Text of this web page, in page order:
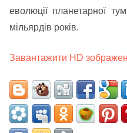
еволюції планетарної
мільярдів років.
Завантажити HD